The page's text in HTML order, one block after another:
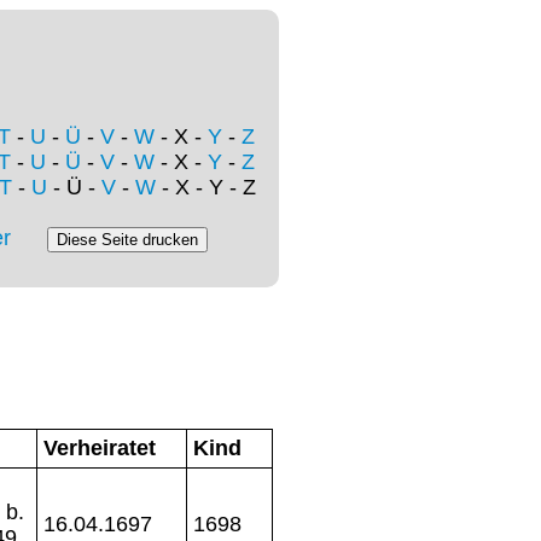
- U - Ü - V - W - X - Y - Z
- U - Ü - V - W - X - Y - Z
- U - Ü - V- W- X - Y - Z
Verheiratet Kind
b.
16.04.1697 1698